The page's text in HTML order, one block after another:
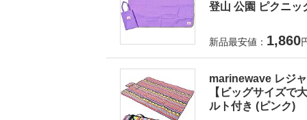
登山 公園 ピクニッ
新品最安値： 1,860
marinewave レジ
【ビッグサイズで
ルト付き (ピンク)